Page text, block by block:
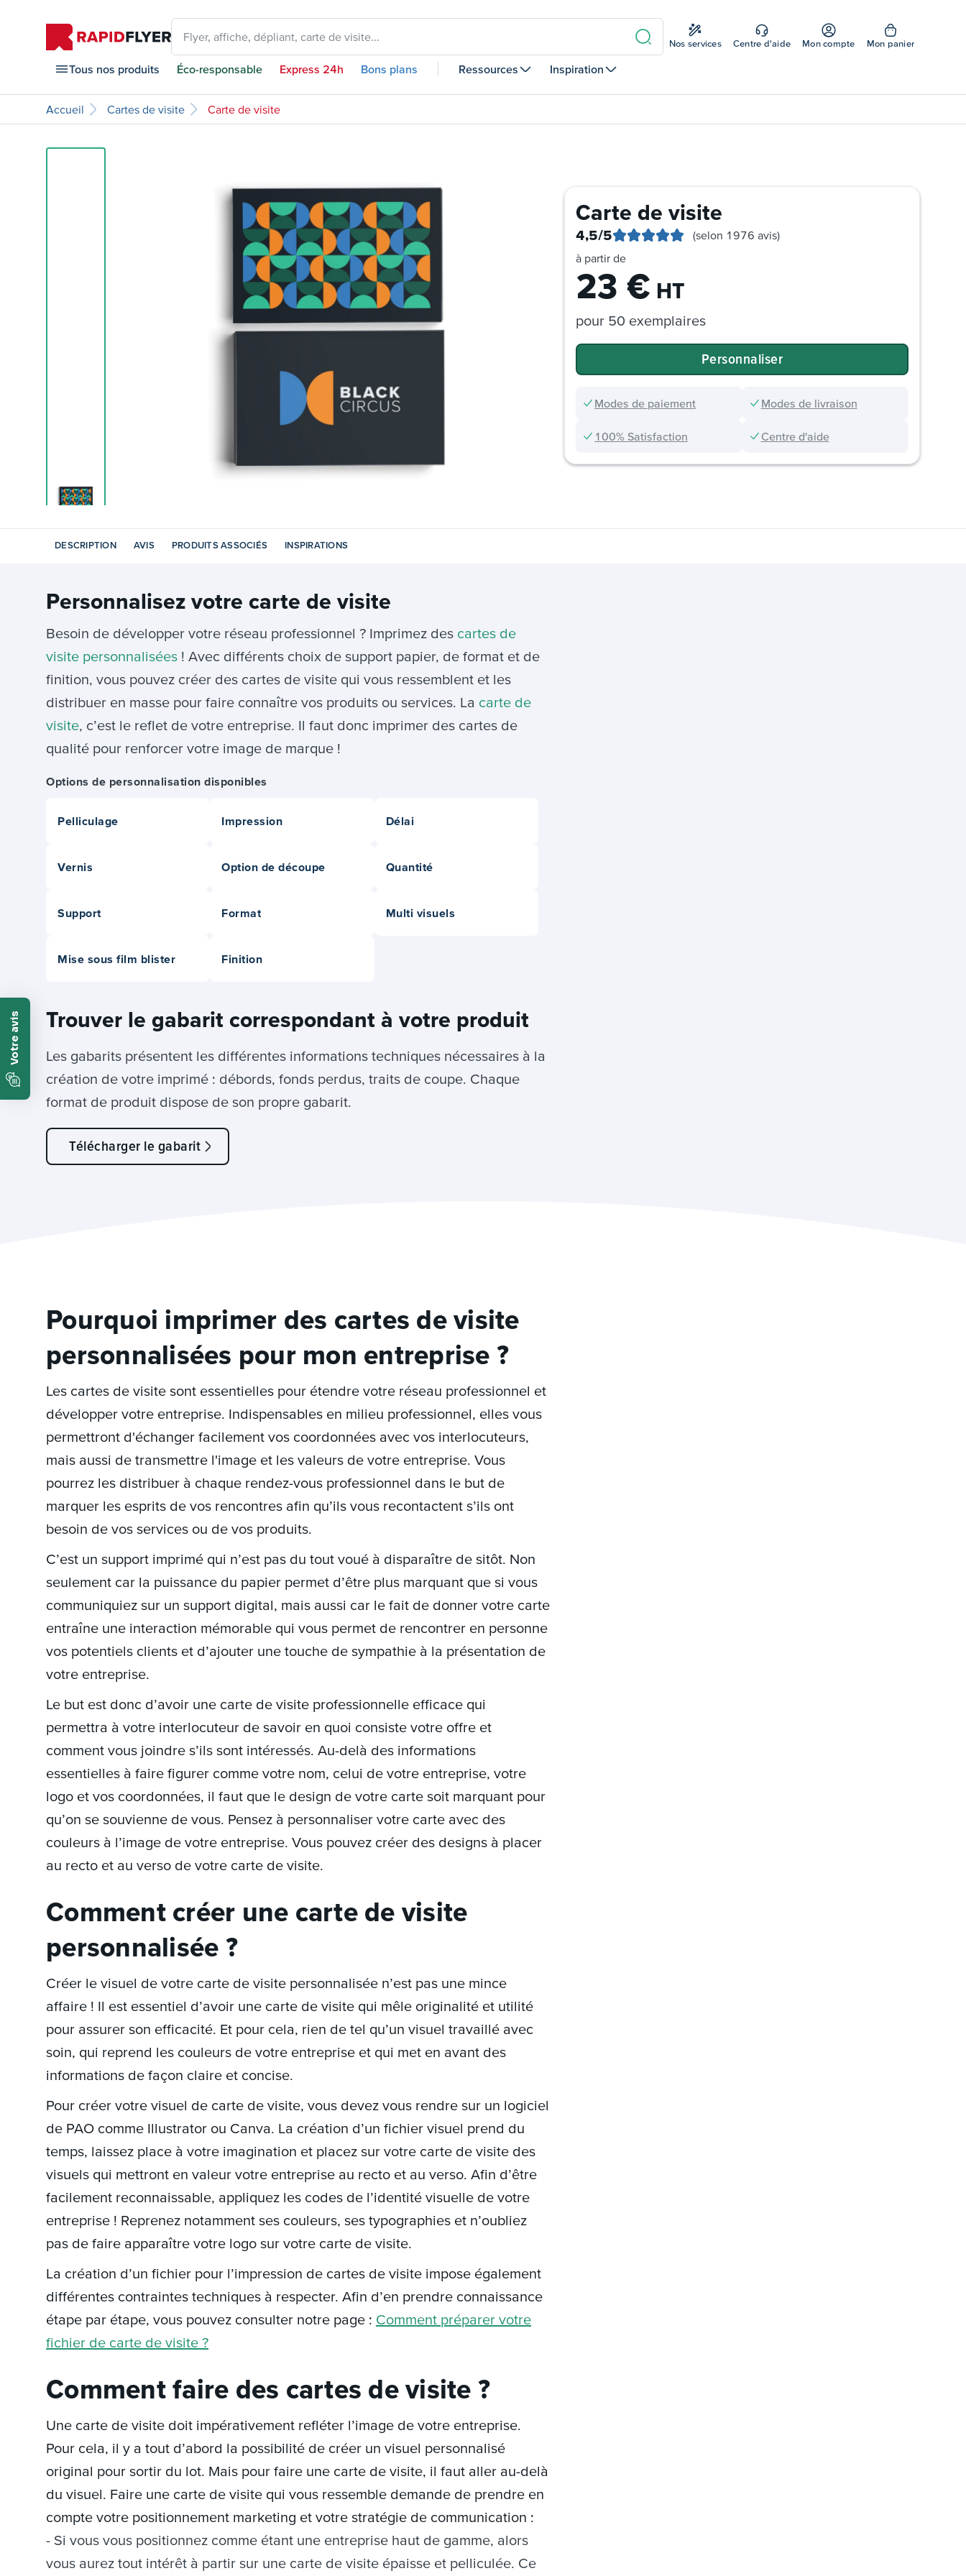
Flyer, affiche, dépliant, carte de visite...
Nos services Centre d'aide Mon compte Mon panier
Tous nos produits Éco-responsable Express 24h Bons plans Ressources Inspiration
Accueil Cartes de visite Carte de visite
DESCRIPTION AVIS PRODUITS ASSOCIÉS INSPIRATIONS
Carte de visite
4,5/5
(selon 1976 avis)
à partir de
23 € HT
pour 50 exemplaires
Personnaliser
Modes de paiement Modes de livraison
100% Satisfaction Centre d'aide
Personnalisez votre carte de visite
Besoin de développer votre réseau professionnel ? Imprimez des cartes de
visite personnalisées ! Avec différents choix de support papier, de format et de
finition, vous pouvez créer des cartes de visite qui vous ressemblent et les
distribuer en masse pour faire connaître vos produits ou services. La carte de
visite, c’est le reflet de votre entreprise. Il faut donc imprimer des cartes de
qualité pour renforcer votre image de marque !
Options de personnalisation disponibles
Pelliculage Impression Délai
Vernis Option de découpe Quantité
Support Format Multi visuels
Mise sous film blister Finition
Trouver le gabarit correspondant à votre produit
Les gabarits présentent les différentes informations techniques nécessaires à la
création de votre imprimé : débords, fonds perdus, traits de coupe. Chaque
format de produit dispose de son propre gabarit.
Télécharger le gabarit
Pourquoi imprimer des cartes de visite
personnalisées pour mon entreprise ?
Les cartes de visite sont essentielles pour étendre votre réseau professionnel et
développer votre entreprise. Indispensables en milieu professionnel, elles vous
permettront d'échanger facilement vos coordonnées avec vos interlocuteurs,
mais aussi de transmettre l'image et les valeurs de votre entreprise. Vous
pourrez les distribuer à chaque rendez-vous professionnel dans le but de
marquer les esprits de vos rencontres afin qu’ils vous recontactent s’ils ont
besoin de vos services ou de vos produits.
C’est un support imprimé qui n’est pas du tout voué à disparaître de sitôt. Non
seulement car la puissance du papier permet d’être plus marquant que si vous
communiquiez sur un support digital, mais aussi car le fait de donner votre carte
entraîne une interaction mémorable qui vous permet de rencontrer en personne
vos potentiels clients et d’ajouter une touche de sympathie à la présentation de
votre entreprise.
Le but est donc d’avoir une carte de visite professionnelle efficace qui
permettra à votre interlocuteur de savoir en quoi consiste votre offre et
comment vous joindre s’ils sont intéressés. Au-delà des informations
essentielles à faire figurer comme votre nom, celui de votre entreprise, votre
logo et vos coordonnées, il faut que le design de votre carte soit marquant pour
qu’on se souvienne de vous. Pensez à personnaliser votre carte avec des
couleurs à l’image de votre entreprise. Vous pouvez créer des designs à placer
au recto et au verso de votre carte de visite.
Comment créer une carte de visite
personnalisée ?
Créer le visuel de votre carte de visite personnalisée n’est pas une mince
affaire ! Il est essentiel d’avoir une carte de visite qui mêle originalité et utilité
pour assurer son efficacité. Et pour cela, rien de tel qu’un visuel travaillé avec
soin, qui reprend les couleurs de votre entreprise et qui met en avant des
informations de façon claire et concise.
Pour créer votre visuel de carte de visite, vous devez vous rendre sur un logiciel
de PAO comme Illustrator ou Canva. La création d’un fichier visuel prend du
temps, laissez place à votre imagination et placez sur votre carte de visite des
visuels qui mettront en valeur votre entreprise au recto et au verso. Afin d’être
facilement reconnaissable, appliquez les codes de l’identité visuelle de votre
entreprise ! Reprenez notamment ses couleurs, ses typographies et n’oubliez
pas de faire apparaître votre logo sur votre carte de visite.
La création d’un fichier pour l’impression de cartes de visite impose également
différentes contraintes techniques à respecter. Afin d’en prendre connaissance
étape par étape, vous pouvez consulter notre page : Comment préparer votre
fichier de carte de visite ?
Comment faire des cartes de visite ?
Une carte de visite doit impérativement refléter l’image de votre entreprise.
Pour cela, il y a tout d’abord la possibilité de créer un visuel personnalisé
original pour sortir du lot. Mais pour faire une carte de visite, il faut aller au-delà
du visuel. Faire une carte de visite qui vous ressemble demande de prendre en
compte votre positionnement marketing et votre stratégie de communication :
Si vous vous positionnez comme étant une entreprise haut de gamme, alors
vous aurez tout intérêt à partir sur une carte de visite épaisse et pelliculée. Ce